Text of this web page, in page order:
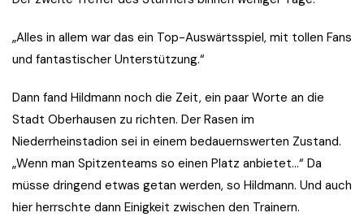
„Alles in allem war das ein Top-Auswärtsspiel, mit tollen Fans
und fantastischer Unterstützung.“
Dann fand Hildmann noch die Zeit, ein paar Worte an die
Stadt Oberhausen zu richten. Der Rasen im
Niederrheinstadion sei in einem bedauernswerten Zustand.
„Wenn man Spitzenteams so einen Platz anbietet…“ Da
müsse dringend etwas getan werden, so Hildmann. Und auch
hier herrschte dann Einigkeit zwischen den Trainern.